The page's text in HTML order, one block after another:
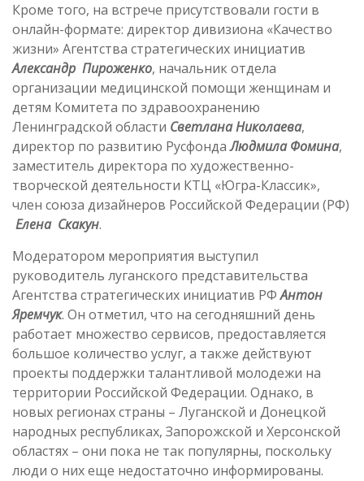
Кроме того, на встрече присутствовали гости в
онлайн-формате: директор дивизиона «Качество
жизни» Агентства стратегических инициатив
Александр Пироженко, начальник отдела
организации медицинской помощи женщинам и
детям Комитета по здравоохранению
Ленинградской области Светлана Николаева,
директор по развитию РусфондаЛюдмила Фомина,
заместитель директора по художественно-
творческой деятельности КТЦ «Югра-Классик»,
член союза дизайнеров Российской Федерации (РФ)
Елена Скакун.
Модератором мероприятия выступил
руководитель луганского представительства
Агентства стратегических инициатив РФАнтон
Яремчук. Он отметил, что на сегодняшний день
работает множество сервисов, предоставляется
большое количество услуг, а также действуют
проекты поддержки талантливой молодежи на
территории Российской Федерации. Однако, в
новых регионах страны – Луганской и Донецкой
народных республиках, Запорожской и Херсонской
областях – они пока не так популярны, поскольку
люди о них еще недостаточно информированы.